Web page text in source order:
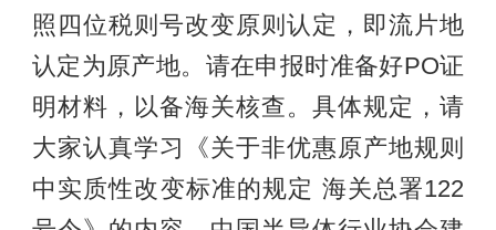
照四位税则号改变原则认定，即流片地
认定为原产地。请在申报时准备好PO证
明材料，以备海关核查。具体规定，请
大家认真学习《关于非优惠原产地规则
中实质性改变标准的规定 海关总署122